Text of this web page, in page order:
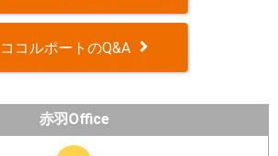
ココルポートのQ&A
赤羽Office